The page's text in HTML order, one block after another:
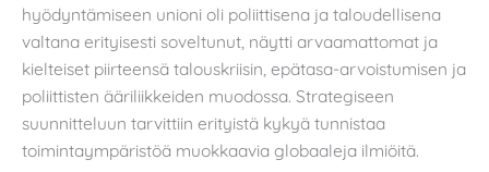
hyödyntämiseen unioni oli poliittisena ja taloudellisena
valtana erityisesti soveltunut, näytti arvaamattomat ja
kielteiset piirteensä talouskriisin, epätasa-arvoistumisen ja
poliittisten ääriliikkeiden muodossa. Strategiseen
suunnitteluun tarvittiin erityistä kykyä tunnistaa
toimintaympäristöä muokkaavia globaaleja ilmiöitä.